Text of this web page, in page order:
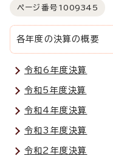
ページ番号 1009345
各年度の決算の概要
令和6年度決算
令和5年度決算
令和4年度決算
令和3年度決算
令和2年度決算